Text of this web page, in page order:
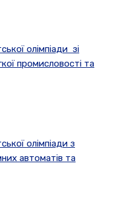
олімпіади зі
промисловості та
олімпіади з
автоматів та